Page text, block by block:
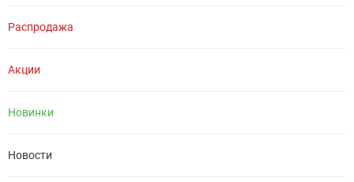
Распродажа
Акции
Новинки
Новости